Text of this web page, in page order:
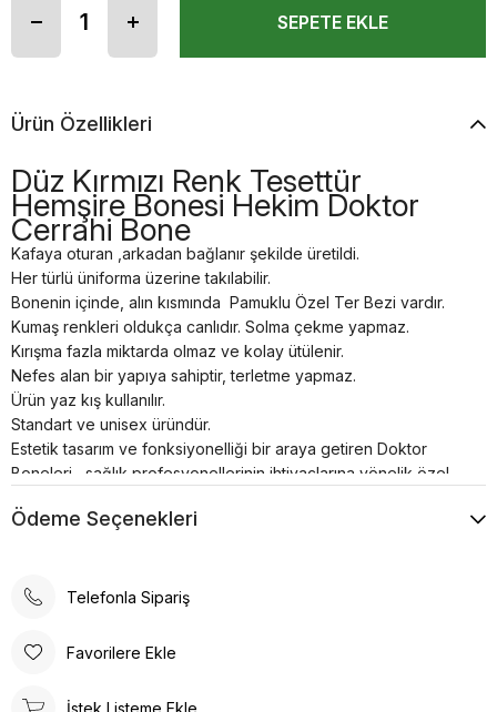
Ürün Özellikleri
Düz Kırmızı Renk Tesettür
Hemşire Bonesi Hekim Doktor
Cerrahi Bone
Kafaya oturan ,arkadan bağlanır şekilde üretildi.
Her türlü üniforma üzerine takılabilir.
Bonenin içinde, alın kısmında Pamuklu Özel Ter Bezi vardır.
Kumaş renkleri oldukça canlıdır. Solma çekme yapmaz.
Kırışma fazla miktarda olmaz ve kolay ütülenir.
Nefes alan bir yapıya sahiptir, terletme yapmaz.
Ürün yaz kış kullanılır.
Standart ve unisex üründür.
Estetik tasarım ve fonksiyonelliği bir araya getiren Doktor
Boneleri , sağlık profesyonellerinin ihtiyaçlarına yönelik özel
bağlanabilen tasarımı, her türlü üniforma üzerine rahatlıkla
konforlu bir deneyim sunar. Kumaş renkleri canlı ve
minimum seviyededir ve kolayca ütülenebilir. Nefes alan
Ödeme Seçenekleri
Telefonla Sipariş
Favorilere Ekle
İstek Listeme Ekle